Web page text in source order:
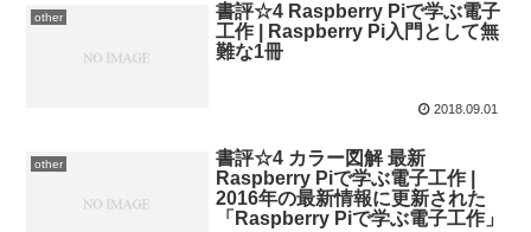
other
書評☆4 Raspberry Piで学ぶ電子
工作 | Raspberry Pi入門として無
難な1冊
2018.09.01
other
書評☆4 カラー図解 最新
Raspberry Piで学ぶ電子工作 |
2016年の最新情報に更新された
「Raspberry Piで学ぶ電子工作」